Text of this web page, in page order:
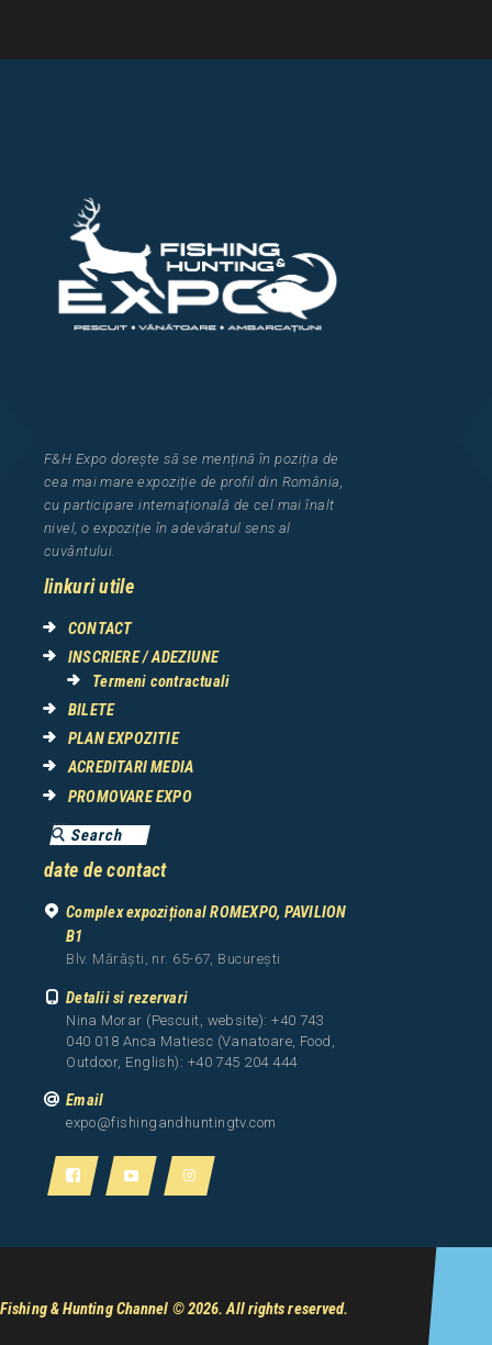
F&H Expo dorește să se mențină în poziția de
cea mai mare expoziție de profil din România
cu participare internațională de cel maiînalt
nivel, o expoziție în adevăratul sens al
cuvântului.
linkuri utile
CONTACT
INSCRIERE / ADEZIUNE
Termeni contractuali
BILETE
PLAN EXPOZITIE
ACREDITARI MEDIA
PROMOVARE EXPO
date de contact
Complex expozițional ROMEXPO, PAVILION
B1
Blv. Mărăști, nr. 65-67, București
Detalii si rezervari
Nina Morar (Pescuit, website): +40 743
040 018 Anca Matiesc (Vanatoare, Food,
Outdoor, English): +40 745 204 444
Email
expo@fishingandhuntingtv.com
Fishing & Hunting Channel © 2026. All rights reserved.